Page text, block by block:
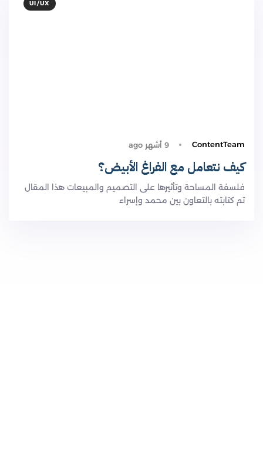
UI/UX
ContentTeam 9 أشهر ago
كيف نتعامل مع الفراغ الأبيض؟
فلسفة المساحة وتأثيرها على التصميم والمبيعات هذا المقال
تم كتابته بالتعاون بين محمد وإسراء